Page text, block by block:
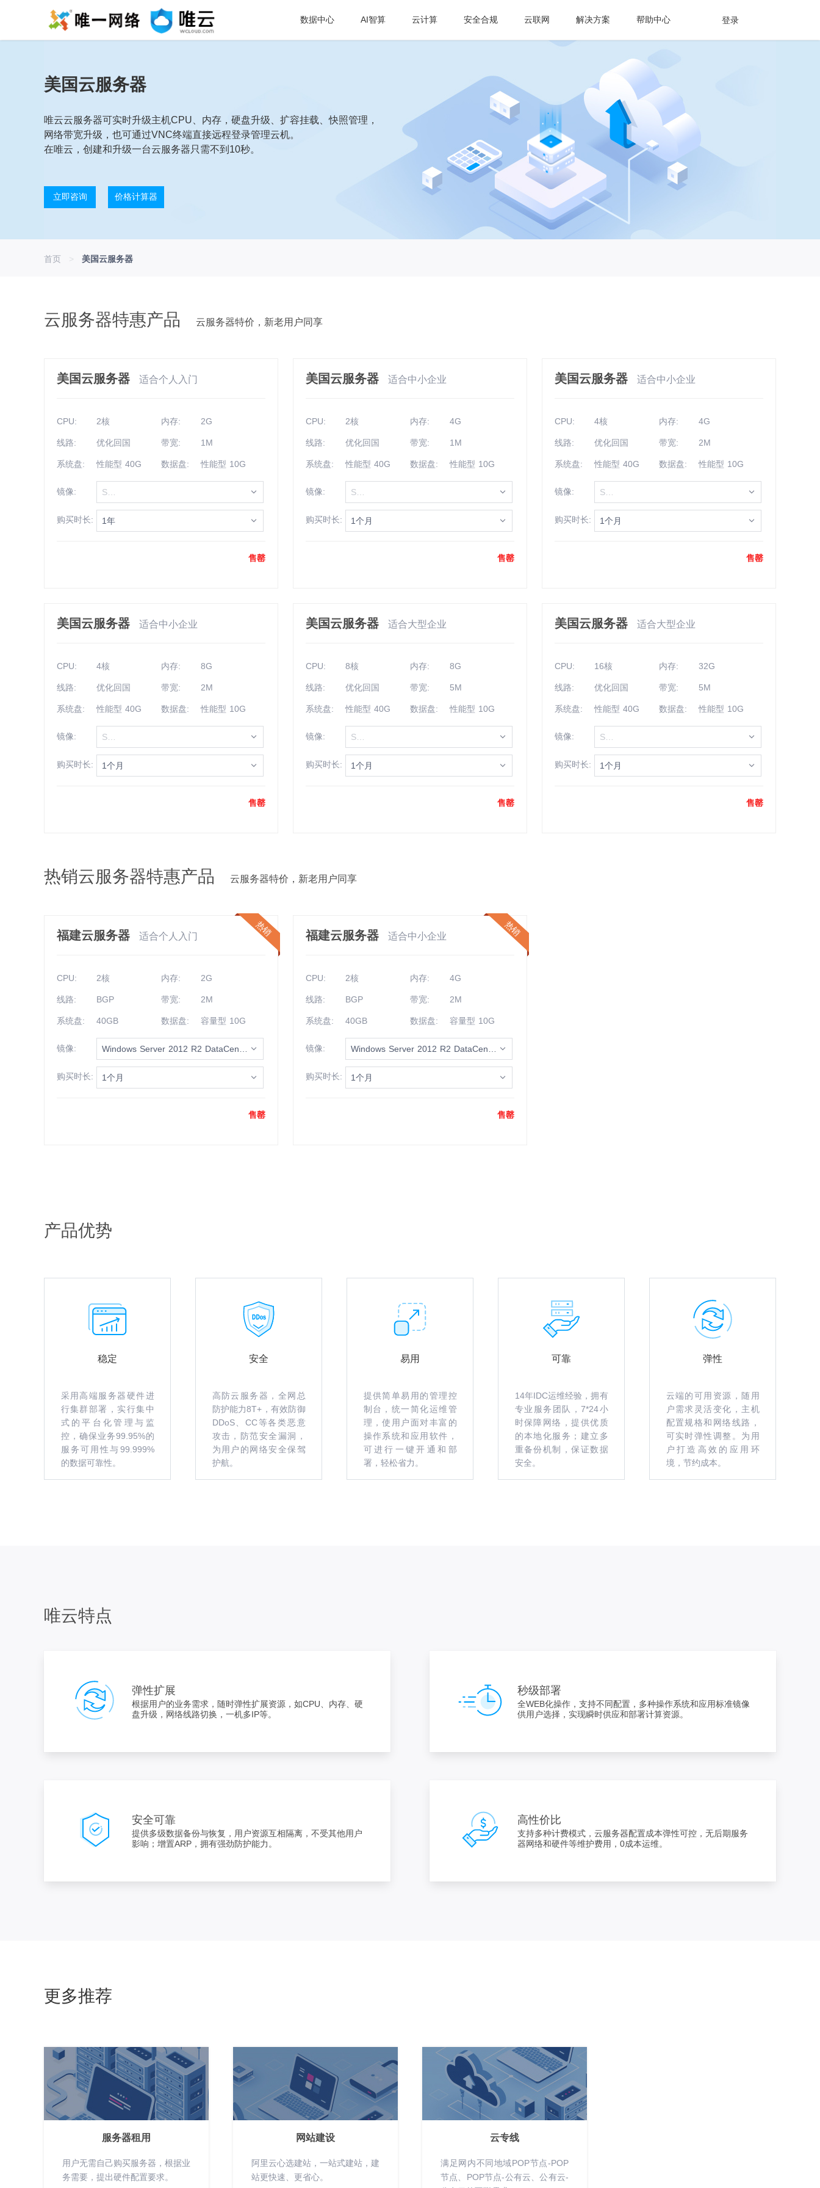
数据中心 AI智算 云计算 安全合规 云联网 解决方案 帮助中心 登录
美国云服务器
唯云云服务器可实时升级主机CPU、内存，硬盘升级、扩容挂载、快照管理，
网络带宽升级，也可通过VNC终端直接远程登录管理云机。
在唯云，创建和升级一台云服务器只需不到10秒。
立即咨询 价格计算器
首页 > 美国云服务器
云服务器特惠产品 云服务器特价，新老用户同享
美国云服务器 适合个人入门
CPU: 2核 内存: 2G
线路: 优化回国 带宽: 1M
系统盘: 性能型 40G 数据盘: 性能型 10G
镜像: Select
购买时长: 1年
售罄
美国云服务器 适合中小企业
CPU: 2核 内存: 4G
线路: 优化回国 带宽: 1M
系统盘: 性能型 40G 数据盘: 性能型 10G
镜像: Select
购买时长: 1个月
售罄
美国云服务器 适合中小企业
CPU: 4核 内存: 4G
线路: 优化回国 带宽: 2M
系统盘: 性能型 40G 数据盘: 性能型 10G
镜像: Select
购买时长: 1个月
售罄
美国云服务器 适合中小企业
CPU: 4核 内存: 8G
线路: 优化回国 带宽: 2M
系统盘: 性能型 40G 数据盘: 性能型 10G
镜像: Select
购买时长: 1个月
售罄
美国云服务器 适合大型企业
CPU: 8核 内存: 8G
线路: 优化回国 带宽: 5M
系统盘: 性能型 40G 数据盘: 性能型 10G
镜像: Select
购买时长: 1个月
售罄
美国云服务器 适合大型企业
CPU: 16核 内存: 32G
线路: 优化回国 带宽: 5M
系统盘: 性能型 40G 数据盘: 性能型 10G
镜像: Select
购买时长: 1个月
售罄
热销云服务器特惠产品 云服务器特价，新老用户同享
热销
福建云服务器 适合个人入门
CPU: 2核 内存: 2G
线路: BGP 带宽: 2M
系统盘: 40GB 数据盘: 容量型 10G
镜像: Windows Server 2012 R2 DataCenter 64bit (cn)
购买时长: 1个月
售罄
热销
福建云服务器 适合中小企业
CPU: 2核 内存: 4G
线路: BGP 带宽: 2M
系统盘: 40GB 数据盘: 容量型 10G
镜像: Windows Server 2012 R2 DataCenter 64bit (cn)
购买时长: 1个月
售罄
产品优势
稳定
采用高端服务器硬件进
行集群部署，实行集中
式的平台化管理与监
控，确保业务99.95%的
服务可用性与99.999%
的数据可靠性。
安全
高防云服务器，全网总
防护能力8T+，有效防御
DDoS、CC等各类恶意
攻击，防范安全漏洞，
为用户的网络安全保驾
护航。
易用
提供简单易用的管理控
制台，统一简化运维管
理，使用户面对丰富的
操作系统和应用软件，
可进行一键开通和部
署，轻松省力。
可靠
14年IDC运维经验，拥有
专业服务团队，7*24小
时保障网络，提供优质
的本地化服务；建立多
重备份机制，保证数据
安全。
弹性
云端的可用资源，随用
户需求灵活变化，主机
配置规格和网络线路，
可实时弹性调整。为用
户打造高效的应用环
境，节约成本。
唯云特点
弹性扩展
根据用户的业务需求，随时弹性扩展资源，如CPU、内存、硬
盘升级，网络线路切换，一机多IP等。
秒级部署
全WEB化操作，支持不同配置，多种操作系统和应用标准镜像
供用户选择，实现瞬时供应和部署计算资源。
安全可靠
提供多级数据备份与恢复，用户资源互相隔离，不受其他用户
影响；增置ARP，拥有强劲防护能力。
高性价比
支持多种计费模式，云服务器配置成本弹性可控，无后期服务
器网络和硬件等维护费用，0成本运维。
更多推荐
服务器租用
用户无需自己购买服务器，根据业
务需要，提出硬件配置要求。
网站建设
阿里云心选建站，一站式建站，建
站更快速、更省心。
云专线
满足网内不同地域POP节点-POP
节点、POP节点-公有云、公有云-